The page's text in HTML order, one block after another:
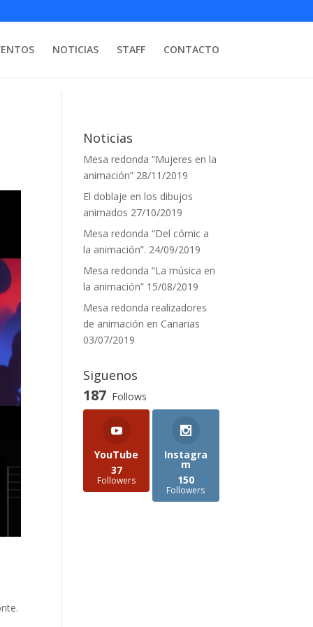
NOTICIAS STAFF CONTACTO
Noticias
Mesa redonda “Mujeres en la
animación” 28/11/2019
El doblaje en los dibujos
animados 27/10/2019
Mesa redonda “Del cómic a
la animación”. 24/09/2019
Mesa redonda “La música en
la animación” 15/08/2019
Mesa redonda realizadores
de animación en Canarias
03/07/2019
Siguenos
187 Follows
YouTube
37
Followers
Instagra
m
150
Followers